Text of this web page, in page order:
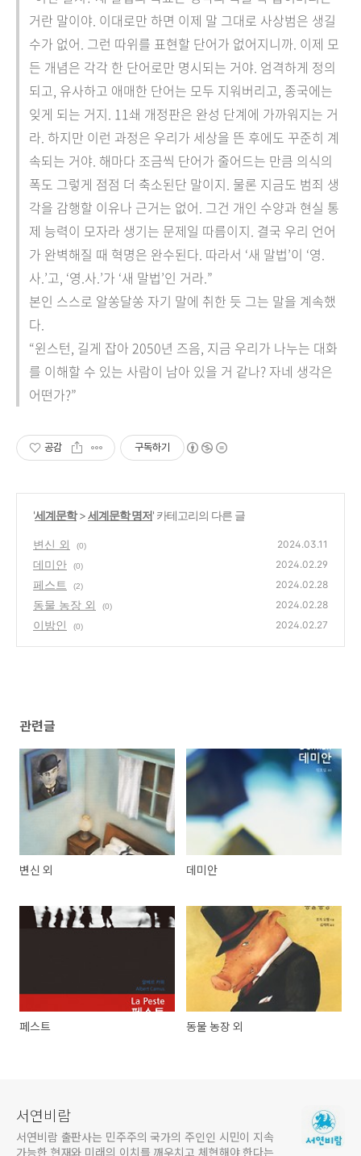
거란 말이야. 이대로만 하면 이제 말 그대로 사상범은 생길
수가 없어. 그런 따위를 표현할 단어가 없어지니까. 이제 모
든 개념은 각각 한 단어로만 명시되는 거야. 엄격하게 정의
되고, 유사하고 애매한 단어는 모두 지워버리고, 종국에는
잊게 되는 거지. 11쇄 개정판은 완성 단계에 가까워지는 거
라. 하지만 이런 과정은 우리가 세상을 뜬 후에도 꾸준히 계
속되는 거야. 해마다 조금씩 단어가 줄어드는 만큼 의식의
폭도 그렇게 점점 더 축소된단 말이지. 물론 지금도 범죄 생
각을 감행할 이유나 근거는 없어. 그건 개인 수양과 현실 통
제 능력이 모자라 생기는 문제일 따름이지. 결국 우리 언어
가 완벽해질 때 혁명은 완수된다. 따라서 ‘새 말법’이 ‘영.
사.’고, ‘영.사.’가 ‘새 말법’인 거라.”
본인 스스로 알쏭달쏭 자기 말에 취한 듯 그는 말을 계속했
다.
“윈스턴, 길게 잡아 2050년 즈음, 지금 우리가 나누는 대화
를 이해할 수 있는 사람이 남아 있을 거 같나? 자네 생각은
어떤가?”
공감 구독하기
'세계문학>세계문학 명저' 카테고리의 다른 글
변신 외 (0) 2024.03.11
데미안 (0) 2024.02.29
페스트 (2) 2024.02.28
동물 농장 외 (0) 2024.02.28
이방인 (0) 2024.02.27
관련글
변신 외 데미안
페스트 동물 농장 외
서연비람
서연비람 출판사는 민주주의 국가의 주인인 시민이 지속
가능한 현재와 미래의 이치를 깨우치고 체현해야 한다는